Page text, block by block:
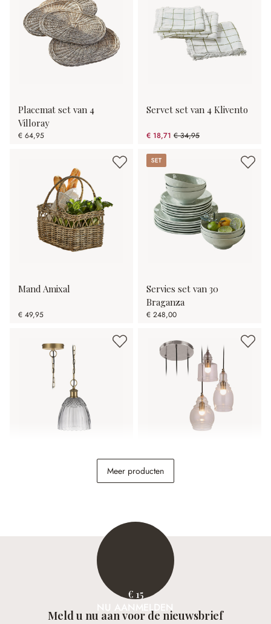
Placemat set van 4
Villoray
€ 64,95
Servet set van 4 Klivento
€ 18,71 € 34,95
(46.47% gespart)
Mand Amixal
€ 49,95
Set
Servies set van 30
Braganza
€ 248,00
Hanglamp Pont du Clair
Meer producten
€ 15
NU AANMELDEN
Meld u nu aan voor de nieuwsbrief